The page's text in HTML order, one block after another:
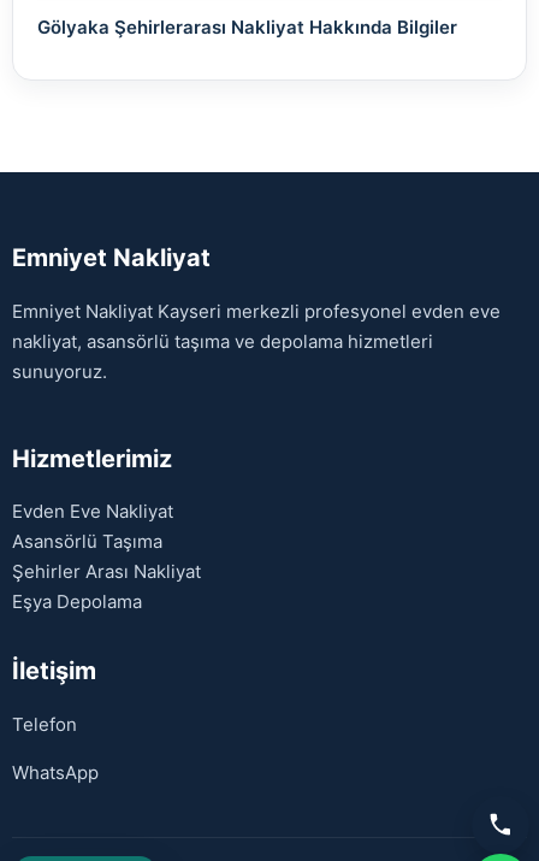
Gölyaka Şehirlerarası Nakliyat Hakkında Bilgiler
Emniyet Nakliyat
Emniyet Nakliyat Kayseri merkezli profesyonel evden eve
nakliyat, asansörlü taşıma ve depolama hizmetleri
sunuyoruz.
Hizmetlerimiz
Evden Eve Nakliyat
Asansörlü Taşıma
Şehirler Arası Nakliyat
Eşya Depolama
İletişim
Telefon
WhatsApp